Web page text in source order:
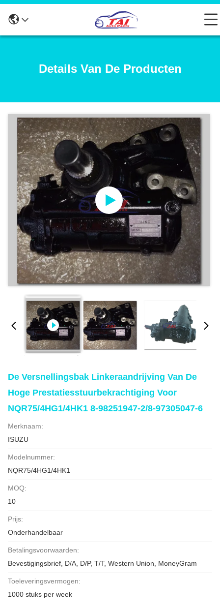
Details Van De Producten
De Versnellingsbak Linkeraandrijving Van De
Hoge Prestatiesstuurbekrachtiging Voor
NQR75/4HG1/4HK1 8-98251947-2/8-97305047-6
Merknaam:
ISUZU
Modelnummer:
NQR75/4HG1/4HK1
MOQ:
10
Prijs:
Onderhandelbaar
Betalingsvoorwaarden:
Bevestigingsbrief, D/A, D/P, T/T, Western Union, MoneyGram
Toeleveringsvermogen:
1000 stuks per week